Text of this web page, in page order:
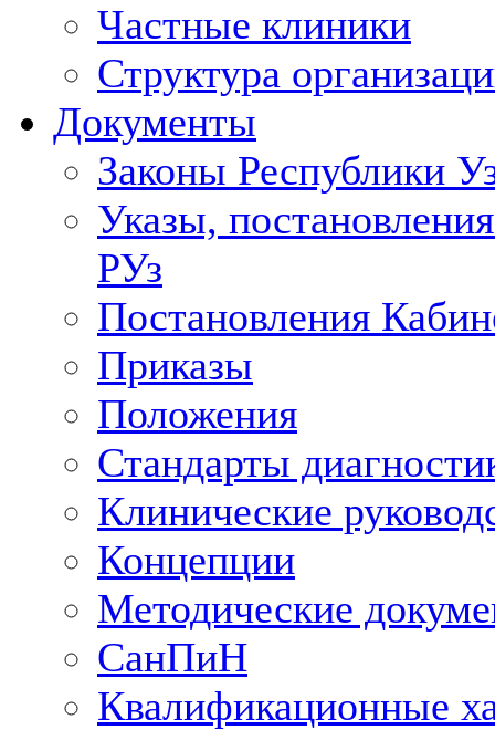
Частные клиники
Структура
Документы
Законы Республики
Указы,
РУз
Постановления
Приказы
Положения
Стандарты
Клинические
Концепции
Методические
СанПиН
Квалификационные